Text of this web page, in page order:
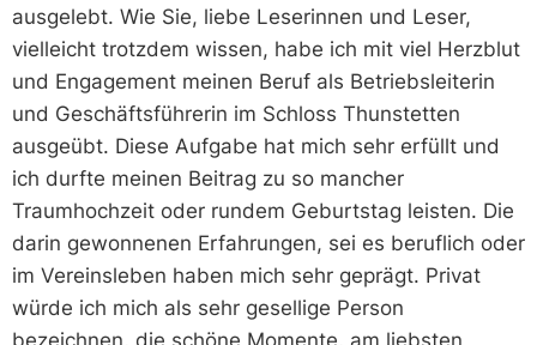
ausgelebt. Wie Sie, liebe Leserinnen und Leser,
vielleicht trotzdem wissen, habe ich mit viel Herzblut
und Engagement meinen Beruf als Betriebsleiterin
und Geschäftsführerin im Schloss Thunstetten
ausgeübt. Diese Aufgabe hat mich sehr erfüllt und
ich durfte meinen Beitrag zu so mancher
Traumhochzeit oder rundem Geburtstag leisten. Die
darin gewonnenen Erfahrungen, sei es beruflich oder
im Vereinsleben haben mich sehr geprägt. Privat
würde ich mich als sehr gesellige Person
bezeichnen, die schöne Momente, am liebsten